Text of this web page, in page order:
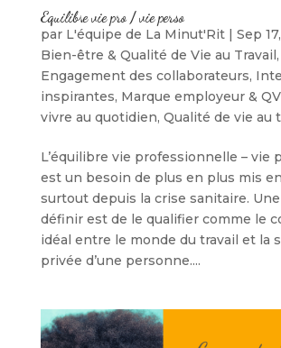
Equilibre vie pro / vie perso
par L'équipe de La Minut'Rit| Sep
Bien-être & Qualité de Vie au Travail ,
Engagement des collaborateurs,
inspirantes, Marque employeur &
vivre au quotidien, Qualité de vie au
L’équilibre vie professionnelle – vie
est un besoin de plus en plus mis
surtout depuis la crise sanitaire.
définir est de le qualifier comme le
idéal entre le monde du travail et la
privée d’une personne....